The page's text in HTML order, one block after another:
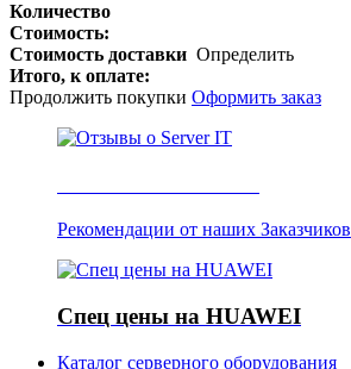
Количество
Стоимость:
Стоимость доставки Определить
Итого, к оплате:
Продолжить покупки Оформить заказ
Рекомендации от наших Заказчиков
Спец цены на HUAWEI
Каталог серверного оборудования